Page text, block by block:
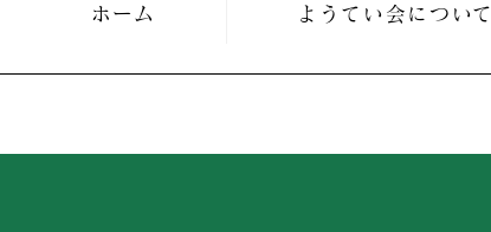
ホーム ようてい会について